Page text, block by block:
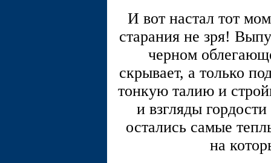
И вот настал тот
старания не зря!
черном
скрывает, а только
тонкую талию и
и взгляды
остались самые
на